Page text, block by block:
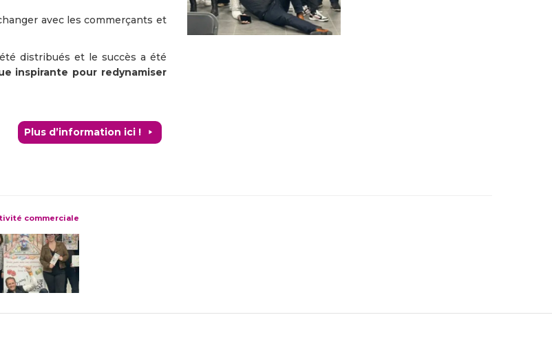
avec les commerçants et
distribués et le succès a été
inspirante pour redynamiser
Plus d’information ici !
commerciale